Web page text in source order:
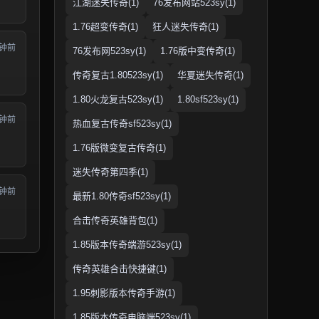
前
前
前
江湖迷失传奇(1) 76发布网站523sy(1)
1.76超变传奇(1) 狂人迷失传奇(1)
76发布网523sy(1) 1.76版中变传奇(1)
传奇复古1.80523sy(1) 华夏迷失传奇(1)
1.80火龙复古523sy(1) 1.80sf523sy(1)
热血复古传奇sf523sy(1)
1.76版微变复古传奇(1)
迷失传奇第四季(1)
最新1.80传奇sf523sy(1)
合击传奇英雄背包(1)
1.85版本传奇端游523sy(1)
传奇英雄合击快捷键(1)
1.95刺影版本传奇手游(1)